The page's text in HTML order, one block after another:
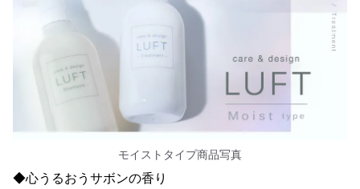
モイストタイプ商品写真
◆心うるおうサボンの香り